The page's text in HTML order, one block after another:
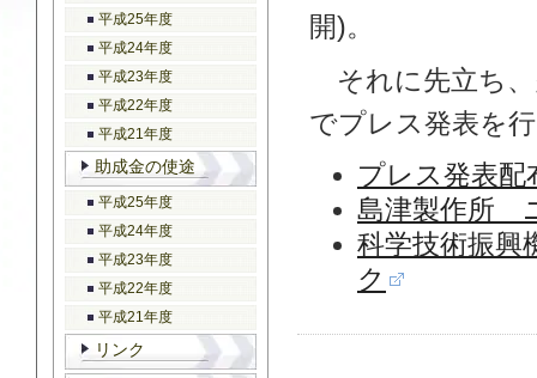
開)。
それに先立ち、
でプレス発表を
プレス発表配
島津製作所
科学技術振
ク
平成25年度
平成24年度
平成23年度
平成22年度
平成21年度
助成金の使途
平成25年度
平成24年度
平成23年度
平成22年度
平成21年度
リンク